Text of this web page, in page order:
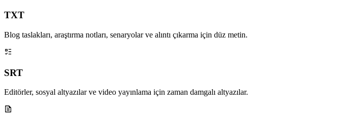
TXT
Blog taslakları, araştırma notları, senaryolar ve alıntı çıkarma için düz metin.
SRT
Editörler, sosyal altyazılar ve video yayınlama için zaman damgalı altyazılar.